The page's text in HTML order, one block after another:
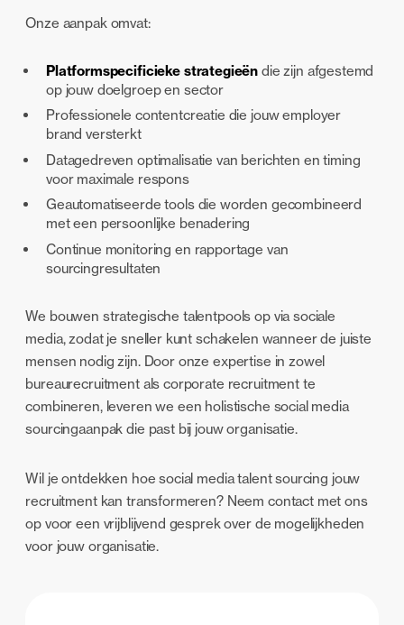
Onze aanpak omvat:
Platformspecificieke strategieën die zijn afgestemd
op jouw doelgroep en sector
Professionele contentcreatie die jouw employer
brand versterkt
Datagedreven optimalisatie van berichten en timing
voor maximale respons
Geautomatiseerde tools die worden gecombineerd
met een persoonlijke benadering
Continue monitoring en rapportage van
sourcingresultaten
We bouwen strategische talentpools op via sociale
media, zodat je sneller kunt schakelen wanneer de juiste
mensen nodig zijn. Door onze expertise in zowel
bureaurecruitment als corporate recruitment te
combineren, leveren we een holistische social media
sourcingaanpak die past bij jouw organisatie.
Wil je ontdekken hoe social media talent sourcing jouw
recruitment kan transformeren? Neem contact met ons
op voor een vrijblijvend gesprek over de mogelijkheden
voor jouw organisatie.